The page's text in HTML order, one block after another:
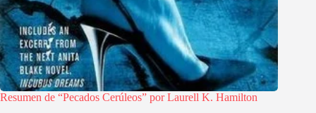
Resumen de “Pecados Cerúleos” por Laurell K. Hamilton